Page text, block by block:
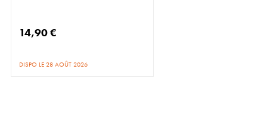
14,90 €
DISPO LE 28 AOÛT 2026